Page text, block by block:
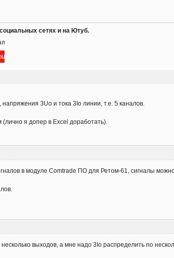
сетях и на Ютуб.
3Uo и тока 3Io линии, т.е. 5 каналов.
я допер в Excel доработать).
в модуле Comtrade ПО для Ретом-61, сигналы
выходов, а мне надо 3Io распределить по